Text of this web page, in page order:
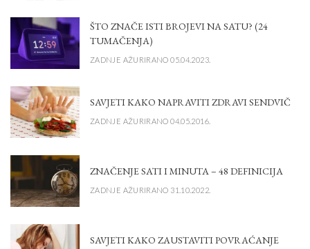
ŠTO ZNAČE ISTI BROJEVI NA SATU? (24
TUMAČENJA)
ZADNJE AŽURIRANO 05.04.2023.
SAVJETI KAKO NAPRAVITI ZDRAVI SENDVIČ
ZADNJE AŽURIRANO 04.05.2016.
ZNAČENJE SATI I MINUTA – 48 DEFINICIJA
ZADNJE AŽURIRANO 31.10.2022.
SAVJETI KAKO ZAUSTAVITI POVRAĆANJE